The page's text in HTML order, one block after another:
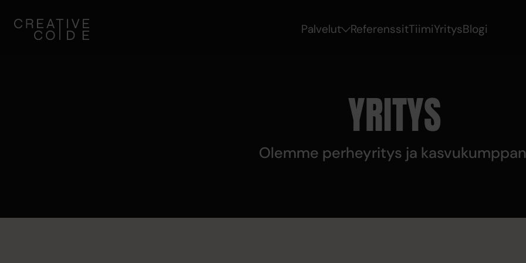
Palvelut ReferenssitTiimiYritysBlogi
YRITYS
Olemme perheyritys ja